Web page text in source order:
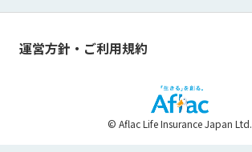
和歌山県
山口県
高知県
熊本県
運営方針・ご利用規約
© Aflac Life Insurance Japan Ltd.